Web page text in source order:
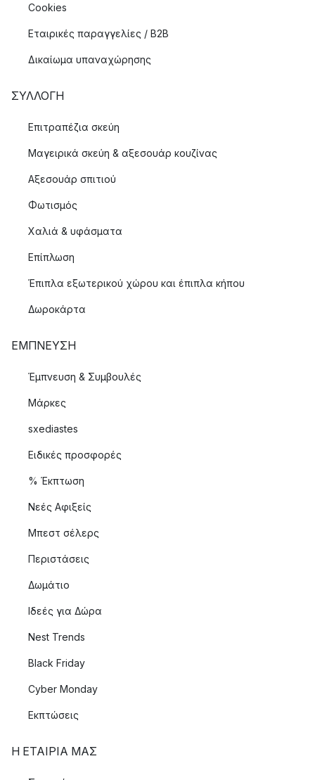
Cookies
Εταιρικές παραγγελίες / B2B
Δικαίωμα υπαναχώρησης
ΣΥΛΛΟΓΉ
Επιτραπέζια σκεύη
Μαγειρικά σκεύη & αξεσουάρ κουζίνας
Αξεσουάρ σπιτιού
Φωτισμός
Χαλιά & υφάσματα
Επίπλωση
Έπιπλα εξωτερικού χώρου και έπιπλα κήπου
Δωροκάρτα
ΈΜΠΝΕΥΣΗ
Έμπνευση & Συμβουλές
Μάρκες
sxediastes
Ειδικές προσφορές
% Έκπτωση
Νεές Αφιξείς
Μπεστ σέλερς
Περιστάσεις
Δωμάτιο
Ιδεές για Δώρα
Nest Trends
Black Friday
Cyber Monday
Εκπτώσεις
Η ΕΤΑΊΡΙΑ ΜΑΣ